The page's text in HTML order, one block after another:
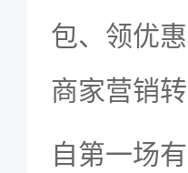
包、领优
商家营销
自第一场